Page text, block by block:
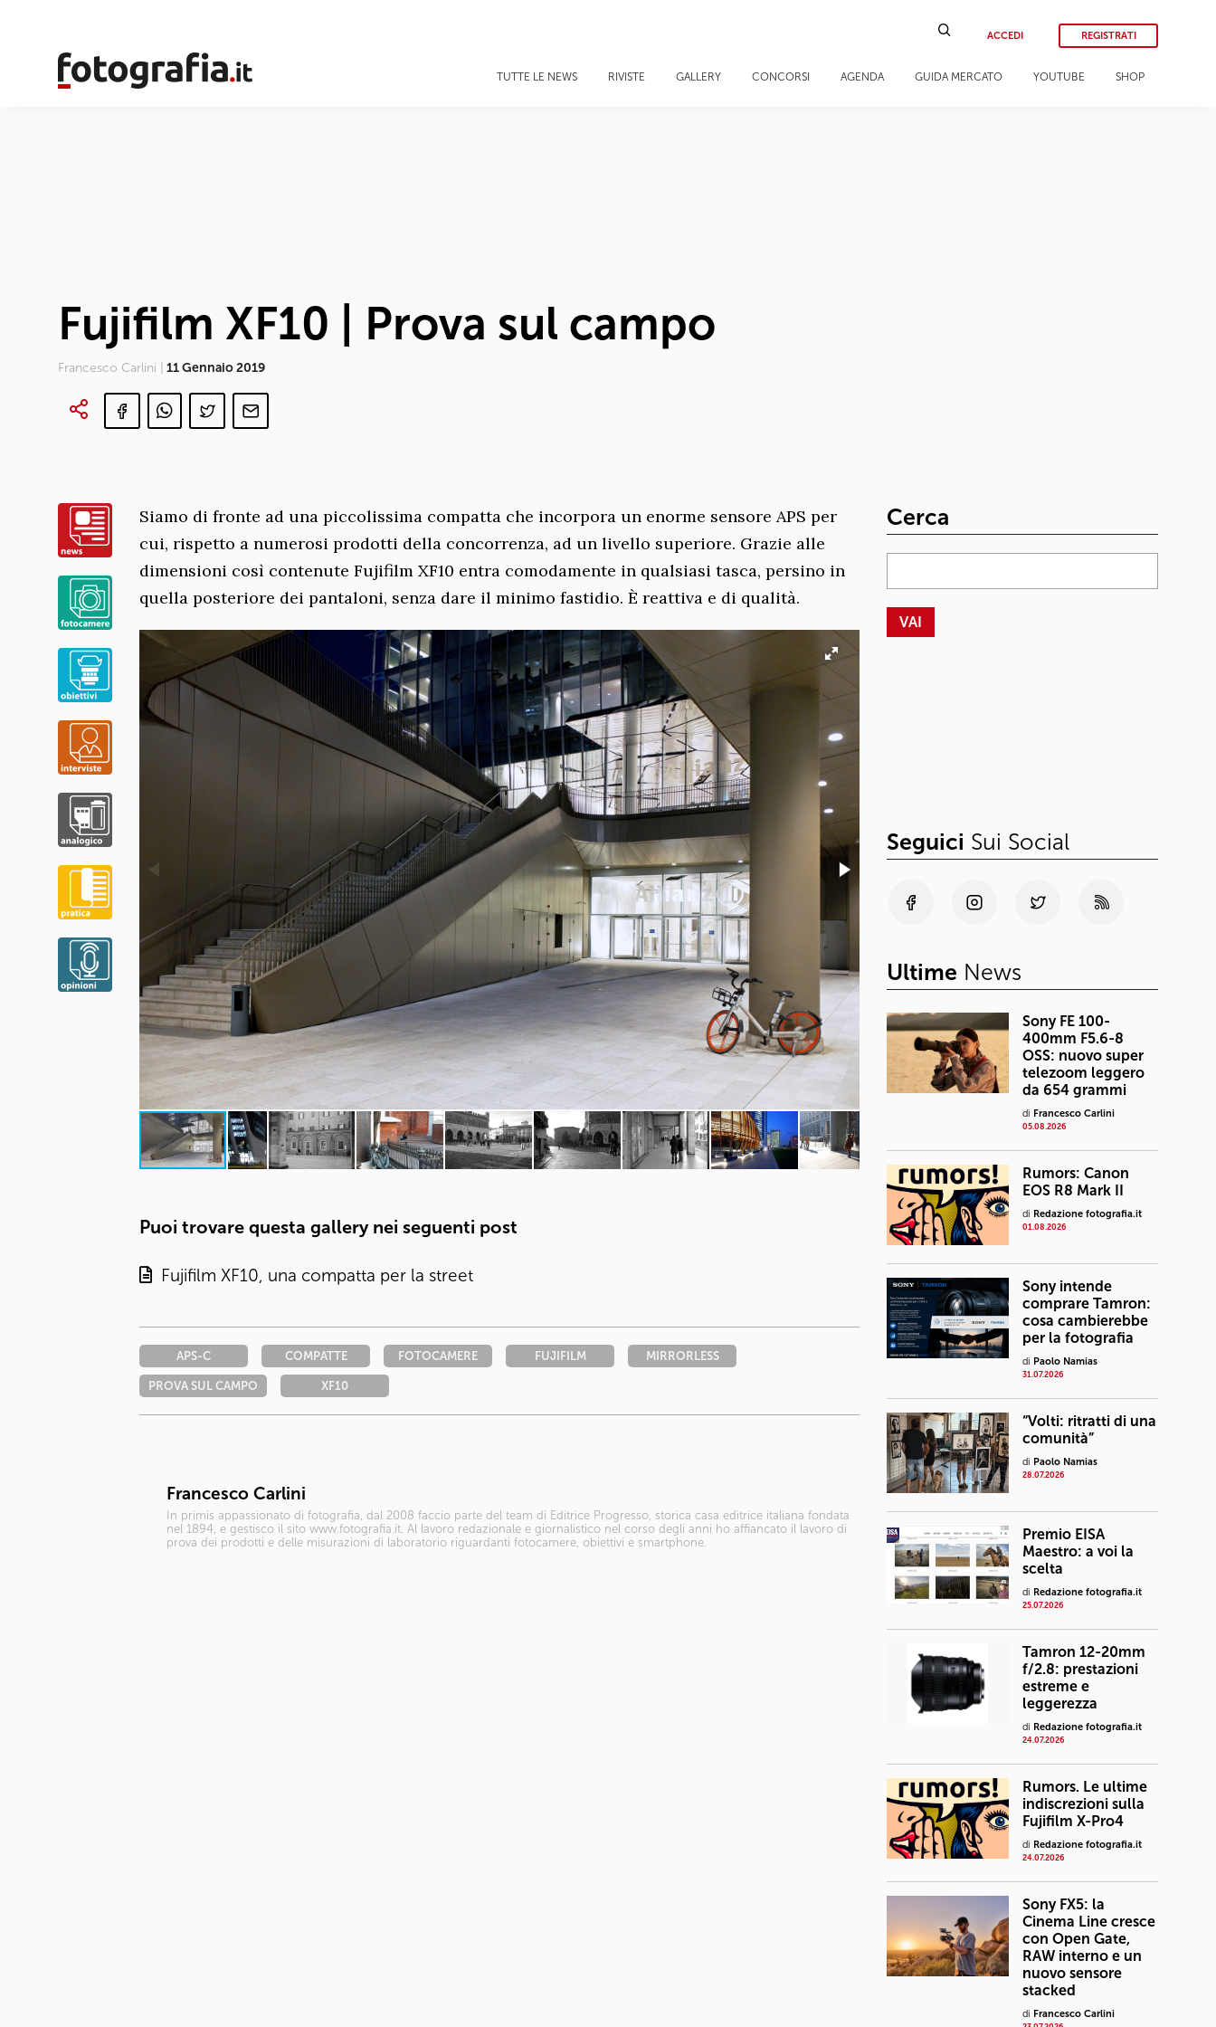
ACCEDI REGISTRATI
TUTTE LE NEWS RIVISTE GALLERY CONCORSI AGENDA GUIDA MERCATO YOUTUBE SHOP
Fujifilm XF10 | Prova sul campo
Francesco Carlini | 11 Gennaio 2019
Siamo di fronte ad una piccolissima compatta che incorpora un enorme sensore APS per
cui, rispetto a numerosi prodotti della concorrenza, ad un livello superiore. Grazie alle
dimensioni così contenute Fujifilm XF10 entra comodamente in qualsiasi tasca, persino in
quella posteriore dei pantaloni, senza dare il minimo fastidio. È reattiva e di qualità.
Puoi trovare questa gallery nei seguenti post
Fujifilm XF10, una compatta per la street
APS-C COMPATTE FOTOCAMERE FUJIFILM MIRRORLESS
PROVA SUL CAMPO XF10
Francesco Carlini
In primis appassionato di fotografia, dal 2008 faccio parte del team di Editrice Progresso, storica casa editrice italiana fondata
nel 1894, e gestisco il sito www.fotografia.it. Al lavoro redazionale e giornalistico nel corso degli anni ho affiancato il lavoro di
prova dei prodotti e delle misurazioni di laboratorio riguardanti fotocamere, obiettivi e smartphone.
Cerca
Seguici Sui Social
Ultime News
Sony FE 100-
400mm F5.6-8
OSS: nuovo super
telezoom leggero
da 654 grammi
di Francesco Carlini
05.08.2026
Rumors: Canon
EOS R8 Mark II
di Redazione fotografia.it
01.08.2026
Sony intende
comprare Tamron:
cosa cambierebbe
per la fotografia
di Paolo Namias
31.07.2026
“Volti: ritratti di una
comunità”
di Paolo Namias
28.07.2026
Premio EISA
Maestro: a voi la
scelta
di Redazione fotografia.it
25.07.2026
Tamron 12-20mm
f/2.8: prestazioni
estreme e
leggerezza
di Redazione fotografia.it
24.07.2026
Rumors. Le ultime
indiscrezioni sulla
Fujifilm X-Pro4
di Redazione fotografia.it
24.07.2026
Sony FX5: la
Cinema Line cresce
con Open Gate,
RAW interno e un
nuovo sensore
stacked
di Francesco Carlini